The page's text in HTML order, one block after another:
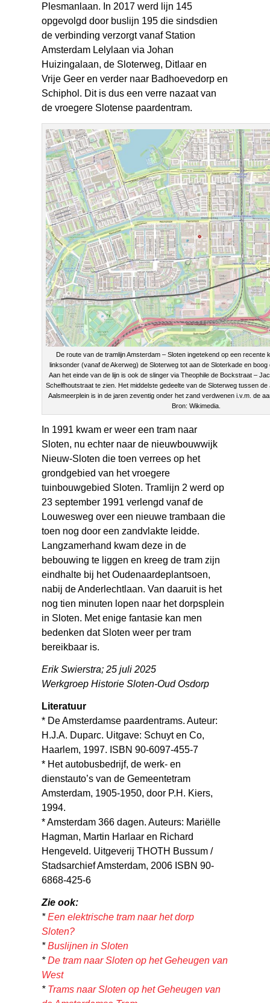
Plesmanlaan. In 2017 werd lijn 145
opgevolgd door buslijn 195 die sindsdien
de verbinding verzorgt vanaf Station
Amsterdam Lelylaan via Johan
Huizingalaan, de Sloterweg, Ditlaar en
Vrije Geer en verder naar Badhoevedorp en
Schiphol. Dit is dus een verre nazaat van
de vroegere Slotense paardentram.
De route van de tramlijn Amsterdam – Sloten ingetekend op een recente
linksonder (vanaf de Akerweg) de Sloterweg tot aan de Sloterkade en
Aan het einde van de lijn is ook de slinger via Theophile de Bockstraat –
Schelfhoutstraat te zien. Het middelste gedeelte van de Sloterweg tussen
Aalsmeerplein is in de jaren zeventig onder het zand verdwenen i.v.m. de
Bron: Wikimedia.
In 1991 kwam er weer een tram naar
Sloten, nu echter naar de nieuwbouwwijk
Nieuw-Sloten die toen verrees op het
grondgebied van het vroegere
tuinbouwgebied Sloten. Tramlijn 2 werd op
23 september 1991 verlengd vanaf de
Louwesweg over een nieuwe trambaan die
toen nog door een zandvlakte leidde.
Langzamerhand kwam deze in de
bebouwing te liggen en kreeg de tram zijn
eindhalte bij het Oudenaardeplantsoen,
nabij de Anderlechtlaan. Van daaruit is het
nog tien minuten lopen naar het dorpsplein
in Sloten. Met enige fantasie kan men
bedenken dat Sloten weer per tram
bereikbaar is.
Erik Swierstra; 25 juli 2025
Werkgroep Historie Sloten-Oud Osdorp
Literatuur
* De Amsterdamse paardentrams. Auteur:
H.J.A. Duparc. Uitgave: Schuyt en Co,
Haarlem, 1997. ISBN 90-6097-455-7
* Het autobusbedrijf, de werk- en
dienstauto’s van de Gemeentetram
Amsterdam, 1905-1950, door P.H. Kiers,
1994.
* Amsterdam 366 dagen. Auteurs: Mariëlle
Hagman, Martin Harlaar en Richard
Hengeveld. Uitgeverij THOTH Bussum /
Stadsarchief Amsterdam, 2006 ISBN 90-
6868-425-6
Zie ook:
*Een elektrische tram naar het dorp
Sloten?
*Buslijnen in Sloten
*De tram naar Sloten op het Geheugen van
West
* Trams naar Sloten op het Geheugen van